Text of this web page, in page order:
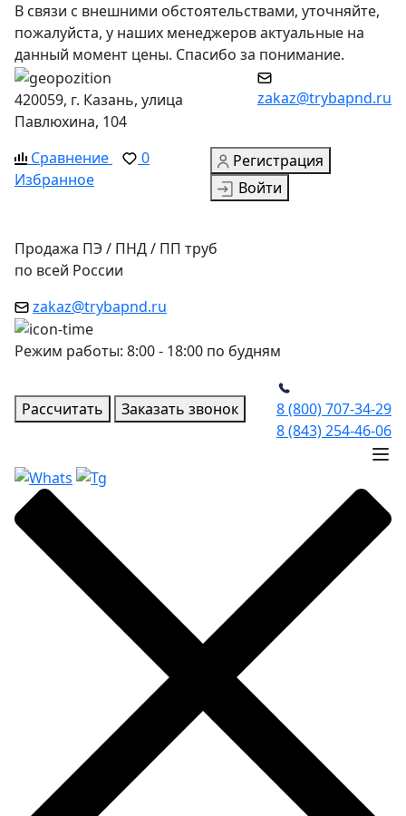
В связи с внешними обстоятельствами, уточняйте,
пожалуйста, у наших менеджеров актуальные на
данный момент цены. Спасибо за понимание.
420059, г. Казань, улица
Павлюхина, 104
zakaz@trybapnd.ru
Сравнение
0
Избранное
Регистрация
Войти
Продажа ПЭ / ПНД / ПП труб
по всей России
zakaz@trybapnd.ru
Режим работы: 8:00 - 18:00 по будням
Рассчитать Заказать звонок
8 (800) 707-34-29
8 (843) 254-46-06